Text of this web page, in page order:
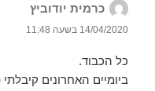
כרמית יודוביץ
14/04/2020 בשעה 11:48
כל הכבוד.
ביומיים האחרונים